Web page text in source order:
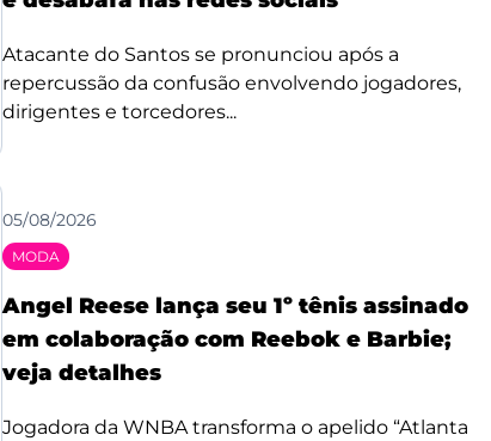
Atacante do Santos se pronunciou após a
repercussão da confusão envolvendo jogadores,
dirigentes e torcedores...
05/08/2026
MODA
Angel Reese lança seu 1º tênis assinado
em colaboração com Reebok e Barbie;
veja detalhes
Jogadora da WNBA transforma o apelido “Atlanta